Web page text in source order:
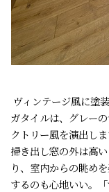
ヴィンテージ風に塗
ガタイルは、グレー
クトリー風を演出しま
掃き出し窓の外は高
り、室内からの眺め
するのも心地いい。